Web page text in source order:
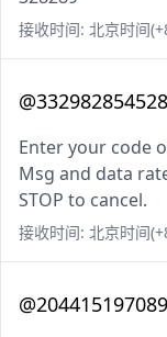
接收时间: 北京时间
Enter your code
Msg and data
STOP to cancel.
接收时间: 北京时间